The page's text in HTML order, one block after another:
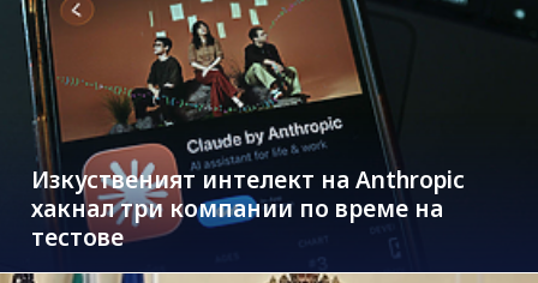
Изкуственият интелект на Anthropic
хакнал три компании по време на
тестове